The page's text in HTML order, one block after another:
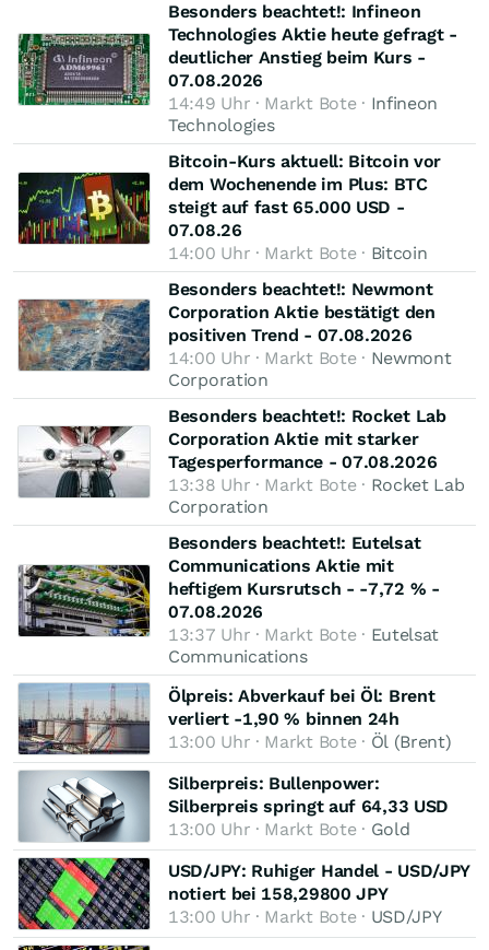
Besonders beachtet!: Infineon
Technologies Aktie heute gefragt -
deutlicher Anstieg beim Kurs -
07.08.2026
14:49 Uhr · Markt Bote · Infineon
Technologies
Bitcoin-Kurs aktuell: Bitcoin vor
dem Wochenende im Plus: BTC
steigt auf fast 65.000 USD -
07.08.26
14:00 Uhr · Markt Bote · Bitcoin
Besonders beachtet!: Newmont
Corporation Aktie bestätigt den
positiven Trend - 07.08.2026
14:00 Uhr · Markt Bote · Newmont
Corporation
Besonders beachtet!: Rocket Lab
Corporation Aktie mit starker
Tagesperformance - 07.08.2026
13:38 Uhr · Markt Bote · Rocket Lab
Corporation
Besonders beachtet!: Eutelsat
Communications Aktie mit
heftigem Kursrutsch - -7,72 % -
07.08.2026
13:37 Uhr · Markt Bote · Eutelsat
Communications
Ölpreis: Abverkauf bei Öl: Brent
verliert -1,90 % binnen 24h
13:00 Uhr · Markt Bote · Öl (Brent)
Silberpreis: Bullenpower:
Silberpreis springt auf 64,33 USD
13:00 Uhr · Markt Bote · Gold
USD/JPY: Ruhiger Handel - USD/JPY
notiert bei 158,29800 JPY
13:00 Uhr · Markt Bote · USD/JPY